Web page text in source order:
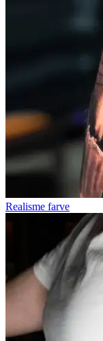
Realisme farve